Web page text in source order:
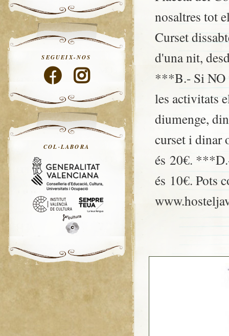
SEGUEIX-NOS
COL·LABORA
nosaltres tot
Curset
d'una nit,
***B.- Si NO
les activitats
diumenge,
curset i dinar
és 20€.
és 10€. Pots